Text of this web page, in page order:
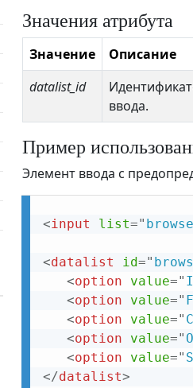
Значения атрибута
Значение
Описание
datalist_id
ввода.
Пример
Элемент ввода с
<input list="
<datalist id="
<option value="
<option value="
<option value="
<option value="
<option value="
</datalist>